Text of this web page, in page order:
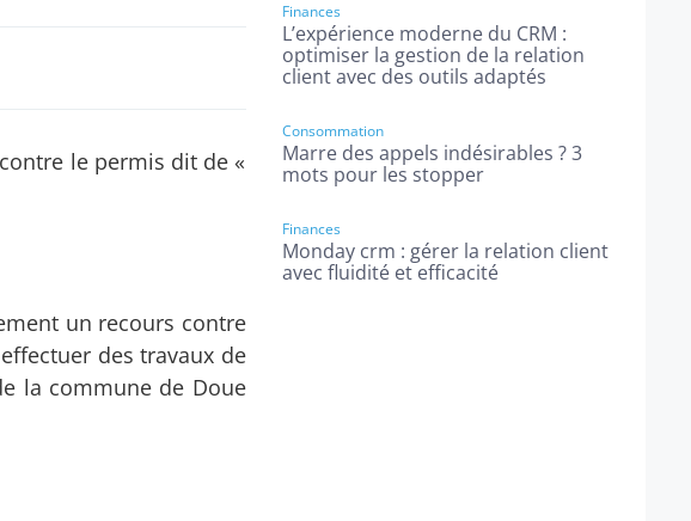
le permis dit de «
un recours contre
des travaux de
la commune de Doue
Finances
L’expérience moderne du CRM :
optimiser la gestion de la relation
client avec des outils adaptés
Consommation
Marre des appels indésirables ? 3
mots pour les stopper
Finances
Monday crm : gérer la relation client
avec fluidité et efficacité